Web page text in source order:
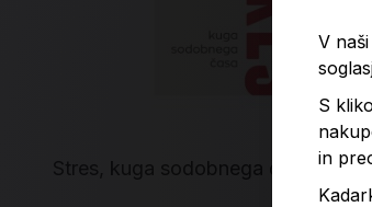
Stres, kuga sodobnega časa
V
S
in